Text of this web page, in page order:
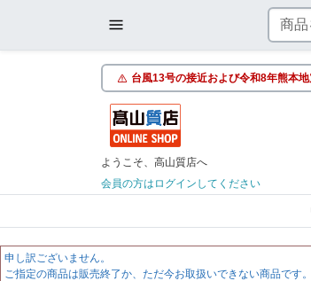
台風13号の接近および令和8年熊本
ようこそ、高山質店へ
会員の方はログインしてください
申し訳ございません。
ご指定の商品は販売終了か、ただ今お取扱いできない商品です。